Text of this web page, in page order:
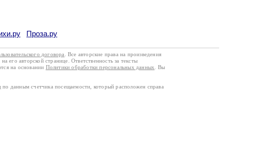
Проза.ру
договора
. Все авторские права на произведения
его авторской странице. Ответственность за тексты
на основании Политики обработки персональных данных
. Вы
данным счетчика посещаемости, который расположен справа